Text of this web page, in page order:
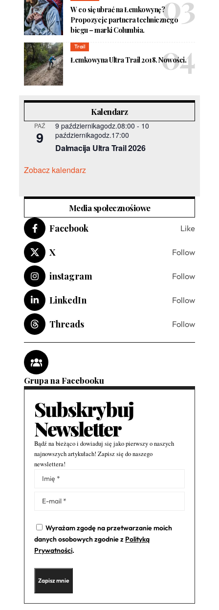
W co się ubrać na Łemkowynę?
Propozycje partnera technicznego
biegu – marki Columbia.
Trail
Łemkowyna Ultra Trail 2018. Nowości.
Kalendarz
PAŹ
9
9 październikagodz.08:00 - 10
październikagodz.17:00
Dalmacija Ultra Trail 2026
Zobacz kalendarz
Media społecznośiowe
Facebook Like
X Follow
instagram Follow
LinkedIn Follow
Threads Follow
Grupa na Facebooku
Subskrybuj
Newsletter
Bądź na bieżąco i dowiaduj się jako pierwszy o naszych
najnowszych artykułach! Zapisz się do naszego
newslettera!
Wyrażam zgodę na przetwarzanie moich
danych osobowych zgodnie z Polityką
Prywatności.
Alternative: